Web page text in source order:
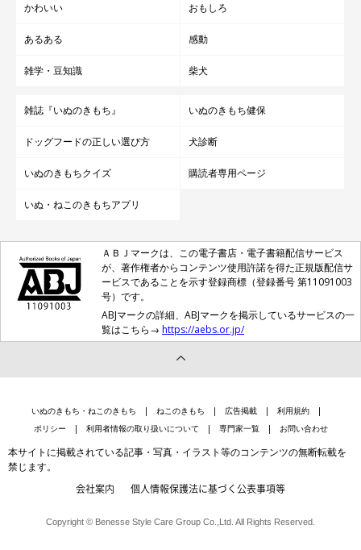
かわいい おもしろ
あるある 感動
雑学・豆知識 柴犬
雑誌『いぬのきもち』 いぬのきもち健保
ドッグフードの正しい選び方 犬診断
いぬのきもちクイズ 購読者専用ページ
いぬ・ねこのきもちアプリ
ＡＢＪマークは、この電子書店・電子書籍配信サービス
が、著作権者からコンテンツ使用許諾を得た正規版配信サ
ービスであることを示す登録商標（登録番号 第11091003
号）です。
ABJマークの詳細、ABJマークを掲示しているサービスの一
覧はこちら→ https://aebs.or.jp/
いぬのきもち・ねこのきもち ねこのきもち 広告掲載
利用規約
ポリシー
利用者情報の取り扱いについて 専門家一覧 お問い合わせ
本サイトに掲載されている記事・写真・イラスト等のコンテンツの無断転載を
禁じます。
会社案内 個人情報保護法に基づく公表事項等
Copyright © Benesse Style Care Group Co.,Ltd. All Rights Reserved.